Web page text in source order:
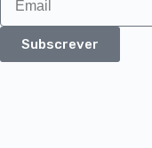
Subscrever